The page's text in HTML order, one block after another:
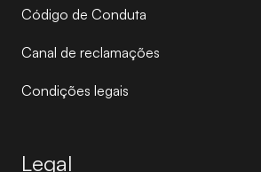
Código de Conduta
Canal de reclamações
Condições legais
Legal